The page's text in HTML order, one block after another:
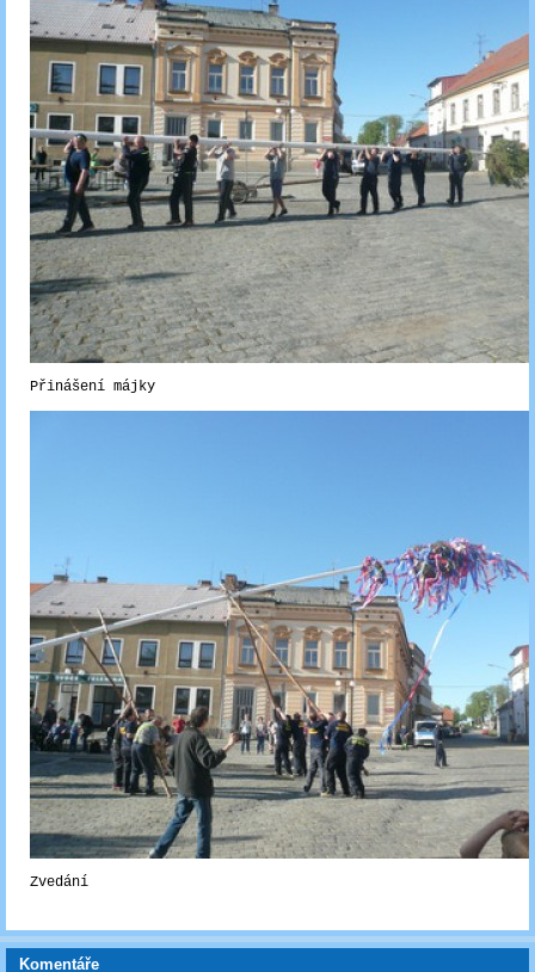
Přinášení májky
Zvedání
Komentáře